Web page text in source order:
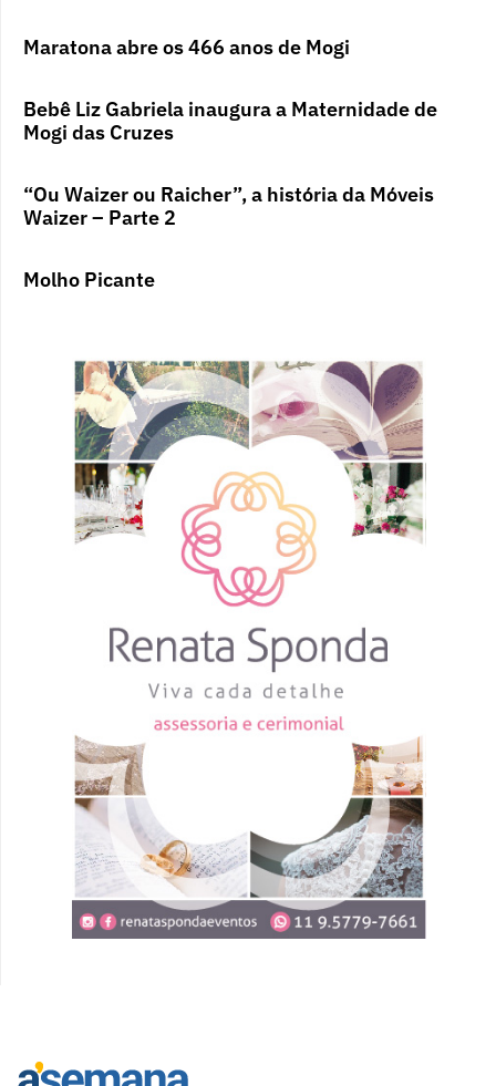
Maratona abre os 466 anos de Mogi
Bebê Liz Gabriela inaugura a Maternidade de
Mogi das Cruzes
“Ou Waizer ou Raicher”, a história da Móveis
Waizer – Parte 2
Molho Picante